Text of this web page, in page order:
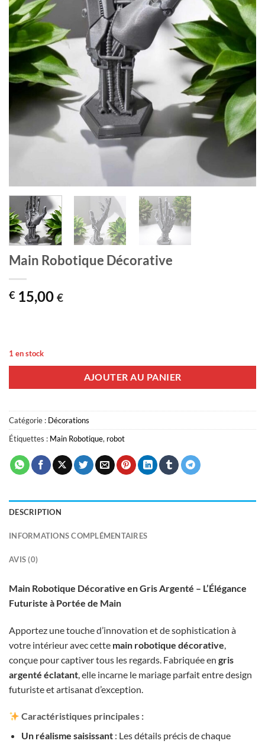
Main Robotique Décorative
€ 15,00 €
1 en stock
AJOUTER AU PANIER
Catégorie : Décorations
Étiquettes : Main Robotique, robot
DESCRIPTION
INFORMATIONS COMPLÉMENTAIRES
AVIS (0)
Main Robotique Décorative en Gris Argenté – L’Élégance
Futuriste à Portée de Main
Apportez une touche d’innovation et de sophistication à
votre intérieur avec cette main robotique décorative
conçue pour captiver tous les regards. Fabriquée en gris
argenté éclatant , elle incarne le mariage parfait entre design
futuriste et artisanat d’exception.
Caractéristiques principales :
Un réalisme saisissant: Les détails précis de chaque